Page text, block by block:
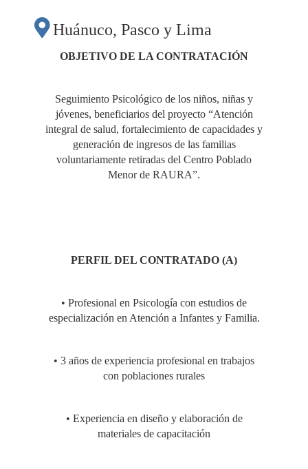
Huánuco, Pasco y Lima
OBJETIVO DE LA CONTRATACIÓN
Seguimiento Psicológico de los niños, niñas y
jóvenes, beneficiarios del proyecto “Atención
integral de salud, fortalecimiento de capacidades y
generación de ingresos de las familias
voluntariamente retiradas del Centro Poblado
Menor de RAURA”.
PERFIL DEL CONTRATADO (A)
• Profesional en Psicología con estudios de
especialización en Atención a Infantes y Familia.
• 3 años de experiencia profesional en trabajos
con poblaciones rurales
• Experiencia en diseño y elaboración de
materiales de capacitación